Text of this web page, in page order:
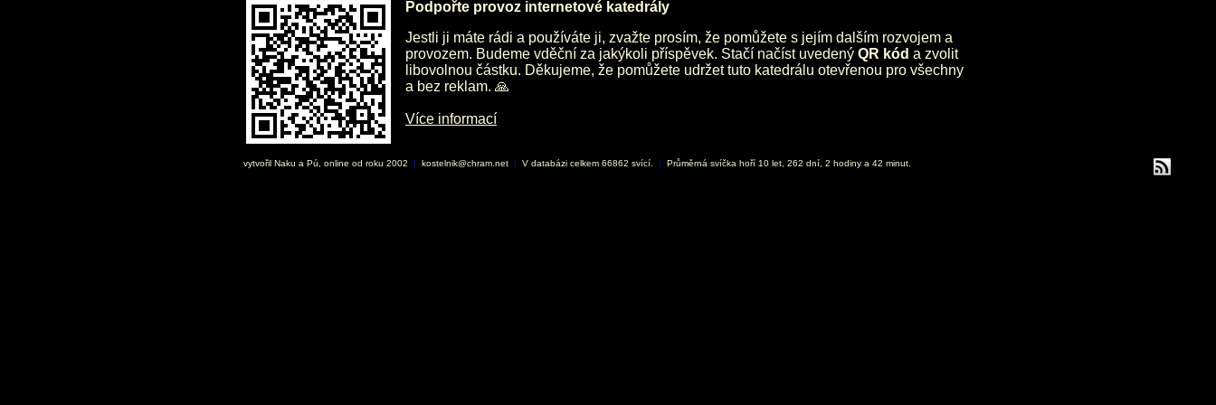
Podpořte provoz internetové katedrály
Jestli ji máte rádi a používáte ji, zvažte prosím, že pomůžete s jejím dalším rozvojem a
provozem. Budeme vděční za jakýkoli příspěvek. Stačí načíst uvedený QR kód a zvolit
libovolnou částku. Děkujeme, že pomůžete udržet tuto katedrálu otevřenou pro všechny
a bez reklam. 🙏
Více informací
vytvořil Naku a Pú, online od roku 2002 | kostelnik@chram.net | V databázi celkem 66862 svící. | Průměrná svíčka hoří 10 let, 262 dní, 2 hodiny a 42 minut.